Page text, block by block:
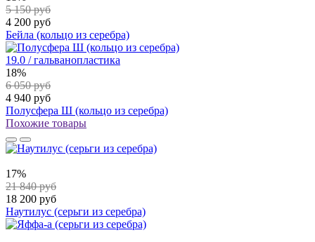
5 150 руб
4 200 руб
Бейла (кольцо из серебра)
19.0 / гальванопластика
18%
6 050 руб
4 940 руб
Полусфера Ш (кольцо из серебра)
Похожие товары
17%
21 840 руб
18 200 руб
Наутилус (серьги из серебра)